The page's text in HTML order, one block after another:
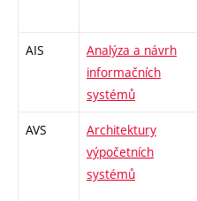
AIS
Analýza a návrh
informačních
systémů
AVS
Architektury
výpočetních
systémů